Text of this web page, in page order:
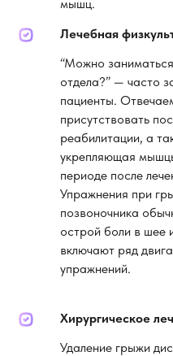
мышц.
Лечебная
“Можно
отдела?” — часто
пациенты.
присутствовать
реабилитации, а
укрепляющая
периоде после
Упражнения при
позвоночника
острой боли в шее
включают ряд
упражнений.
Хирургическое
Удаление грыжи